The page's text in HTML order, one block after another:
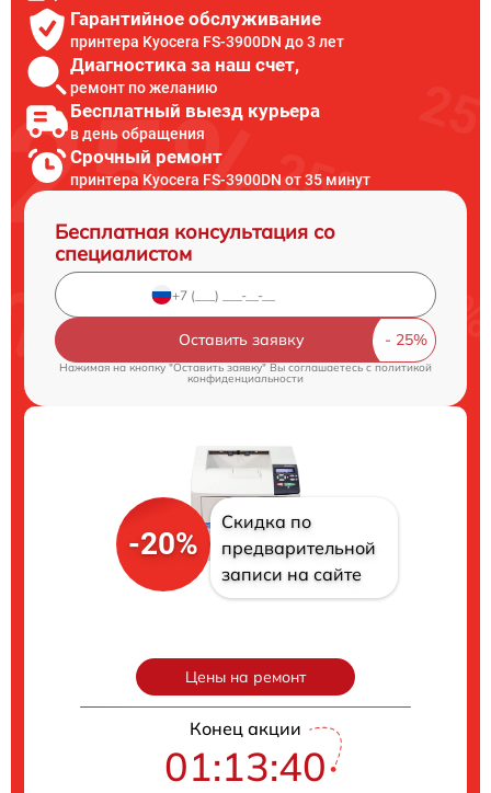
Гарантийное обслуживание
принтера Kyocera FS-3900DN до 3 лет
Диагностика за наш счет,
ремонт по желанию
Бесплатный выезд курьера
в день обращения
Срочный ремонт
принтера Kyocera FS-3900DN от 35 минут
Бесплатная консультация со
специалистом
Оставить заявку
Нажимая на кнопку "Оставить заявку" Вы соглашаетесь c политикой
конфиденциальности
-20%
Скидка по
предварительной
записи на сайте
Цены на ремонт
Конец акции
01:13:39